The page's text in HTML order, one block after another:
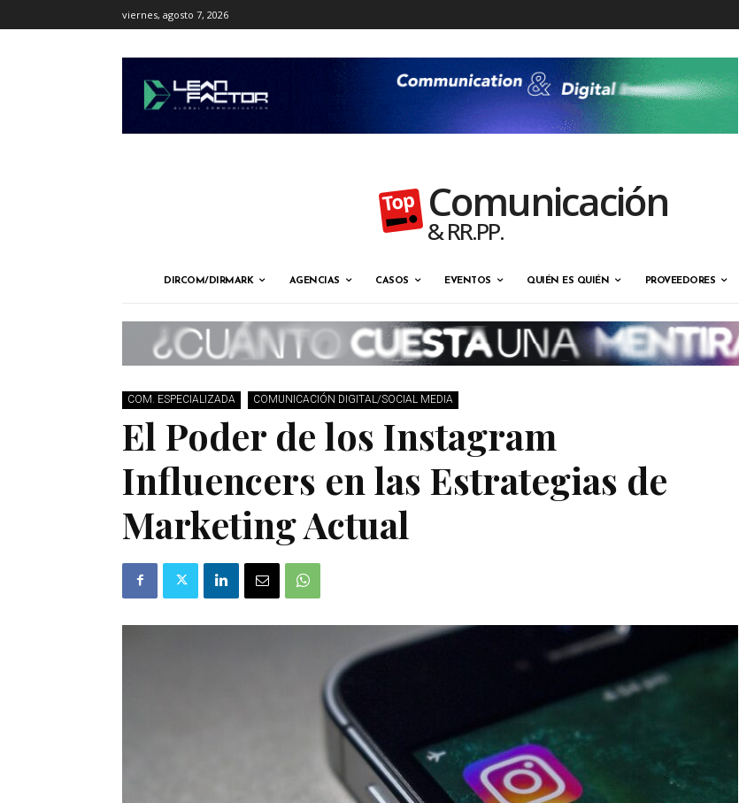
viernes, agosto 7, 2026
Comunicación
& RR.PP.
DIRCOM/DIRMARK AGENCIAS CASOS EVENTOS QUIÉN ES QUIÉN PROVEEDORES
COM. ESPECIALIZADA COMUNICACIÓN DIGITAL/SOCIAL MEDIA
El Poder de los Instagram
Influencers en las Estrategias de
Marketing Actual